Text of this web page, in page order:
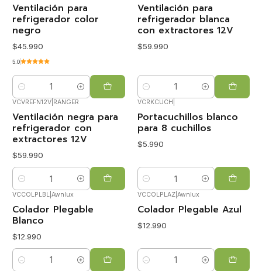
Ventilación para
refrigerador color
negro
$45.990
5.0
Cantidad
Ventilación para
refrigerador blanca
con extractores 12V
$59.990
Cantidad
VCVREFN12V RANGER
Ventilación negra para
refrigerador con
extractores 12V
$59.990
Cantidad
VCRKCUCH
Portacuchillos blanco
para 8 cuchillos
$5.990
Cantidad
VCCOLPLBL Awnlux
Colador Plegable
Blanco
$12.990
Cantidad
VCCOLPLAZ| Awnlux
Colador Plegable Azul
$12.990
Cantidad